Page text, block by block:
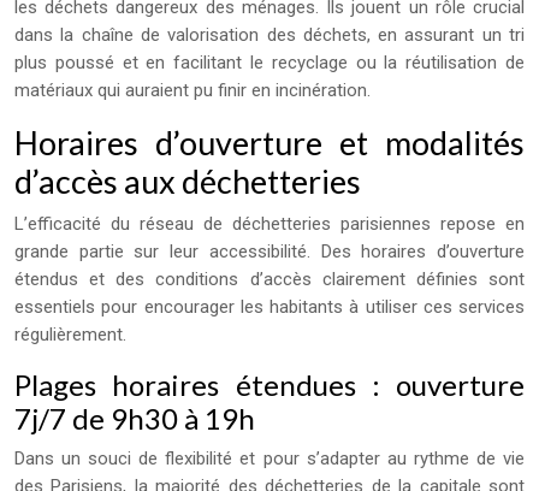
les déchets dangereux des ménages. Ils jouent un rôle crucial
dans la chaîne de valorisation des déchets, en assurant un tri
plus poussé et en facilitant le recyclage ou la réutilisation de
matériaux qui auraient pu finir en incinération.
Horaires d’ouverture et modalités
d’accès aux déchetteries
L’efficacité du réseau de déchetteries parisiennes repose en
grande partie sur leur accessibilité. Des horaires d’ouverture
étendus et des conditions d’accès clairement définies sont
essentiels pour encourager les habitants à utiliser ces services
régulièrement.
Plages horaires étendues : ouverture
7j/7 de 9h30 à 19h
Dans un souci de flexibilité et pour s’adapter au rythme de vie
des Parisiens, la majorité des déchetteries de la capitale sont